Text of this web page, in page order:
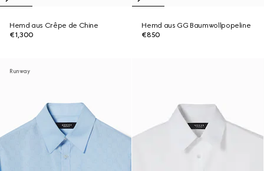
Hemd aus Crêpe de Chine
€1,300
Hemd aus GG Baumwollpopeline
€850
Runway